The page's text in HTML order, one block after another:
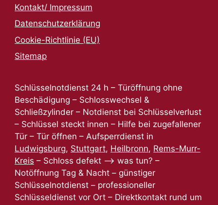
Kontakt/ Impressum
Datenschutzerklärung
Cookie-Richtlinie (EU)
Sitemap
Schlüsselnotdienst 24 h – Türöffnung ohne
Beschädigung – Schlosswechsel &
Schließzylinder – Notdienst bei Schlüsselverlust
– Schlüssel steckt innen – Hilfe bei zugefallener
Tür – Tür öffnen – Aufsperrdienst in
Ludwigsburg, Stuttgart, Heilbronn, Rems-Murr-
Kreis – Schloss defekt –> was tun? –
Notöffnung Tag & Nacht – günstiger
Schlüsselnotdienst – professioneller
Schlüsseldienst vor Ort – Direktkontakt rund um